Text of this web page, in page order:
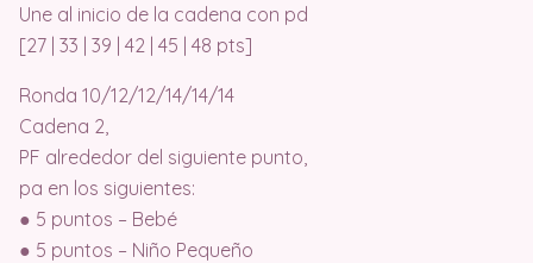
Une al inicio de la cadena con pd
[27 | 33 | 39 | 42 | 45 | 48 pts]
Ronda 10/12/12/14/14/14
Cadena 2,
PF alrededor del siguiente punto,
pa en los siguientes:
● 5 puntos – Bebé
● 5 puntos – Niño Pequeño